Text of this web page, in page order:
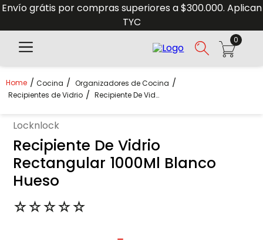
Envío grátis por compras superiores a $300.000. Aplican
TYC
0
Cocina
Organizadores de Cocina
Recipientes de Vidrio
Recipiente De Vidrio Rectangular 1000Ml Blanco Hueso
locknlock
Recipiente De Vidrio
Rectangular 1000Ml Blanco
Hueso
☆☆☆☆☆